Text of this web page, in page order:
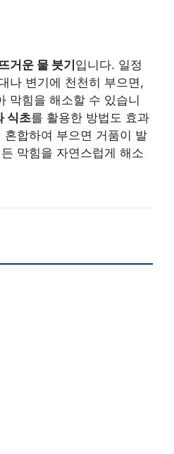
거운 물 붓기 입니다. 일정
나 변기에 천천히 부으면,
막힘을 해소할 수 있습니
식초를 활용한 방법도 효과
합하여 부으면 거품이 발
막힘을 자연스럽게 해소